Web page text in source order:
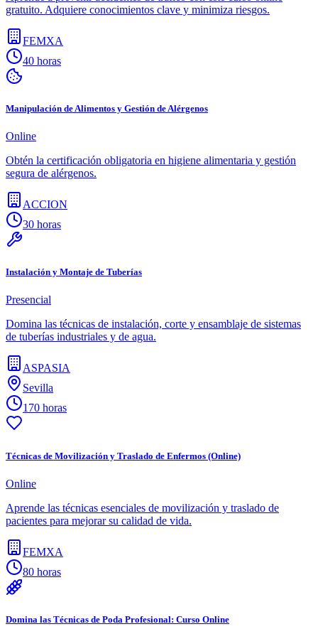
gratuito. Adquiere conocimientos clave y minimiza riesgos.
FEMXA
40 horas
Manipulación de Alimentos y Gestión de Alérgenos
Online
Obtén la certificación obligatoria en higiene alimentaria y gestión
segura de alérgenos.
ACCION
30 horas
Instalación y Montaje de Tuberías
Presencial
Domina las técnicas de instalación, corte y ensamblaje de sistemas
de tuberías industriales y de agua.
ASPASIA
Sevilla
170 horas
Técnicas de Movilización y Traslado de Enfermos (Online)
Online
Aprende las técnicas esenciales de movilización y traslado de
pacientes para mejorar su calidad de vida.
FEMXA
80 horas
Domina las Técnicas de Poda Profesional: Curso Online